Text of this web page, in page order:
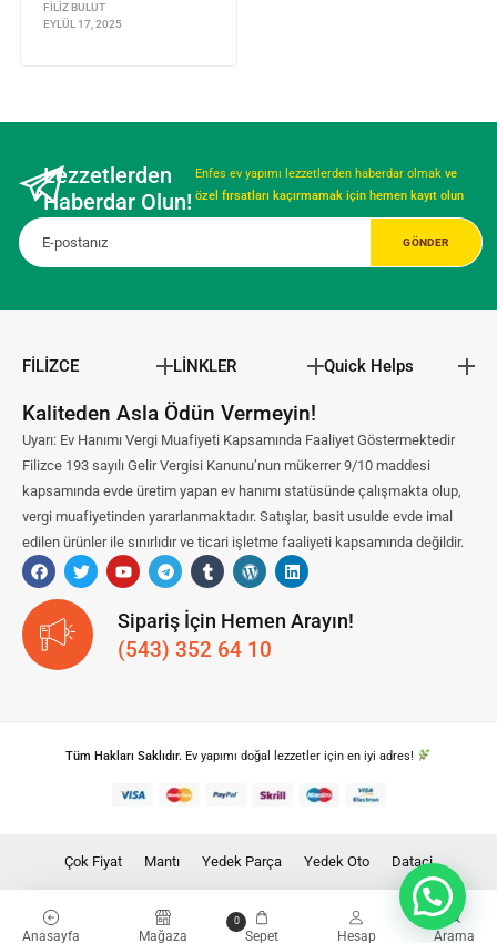
FILIZ BULUT
EYLÜL 17, 2025
Lezzetlerden
Haberdar Olun!
Enfes ev yapımı lezzetlerden haberdar olmak ve
özel fırsatları kaçırmamak için hemen kayıt olun
FİLİZCE LİNKLER Quick Helps
Kaliteden Asla Ödün Vermeyin!
Uyarı: Ev Hanımı Vergi Muafiyeti Kapsamında Faaliyet Göstermektedir
Filizce 193 sayılı Gelir Vergisi Kanunu’nun mükerrer 9/10 maddesi
kapsamında evde üretim yapan ev hanımı statüsünde çalışmakta olup,
vergi muafiyetinden yararlanmaktadır. Satışlar, basit usulde evde imal
edilen ürünler ile sınırlıdır ve ticari işletme faaliyeti kapsamında değildir.
Sipariş İçin Hemen Arayın!
(543) 352 64 10
Tüm Hakları Saklıdır. Ev yapımı doğal lezzetler için en iyi adres!
Anasayfa Mağaza
0
Sepet Hesap Arama
Çok Fiyat Mantı Yedek Parça Yedek Oto Dataci